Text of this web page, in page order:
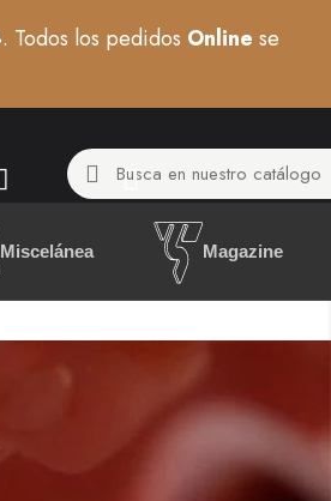
. Todos los pedidos Online se
Miscelánea Magazine